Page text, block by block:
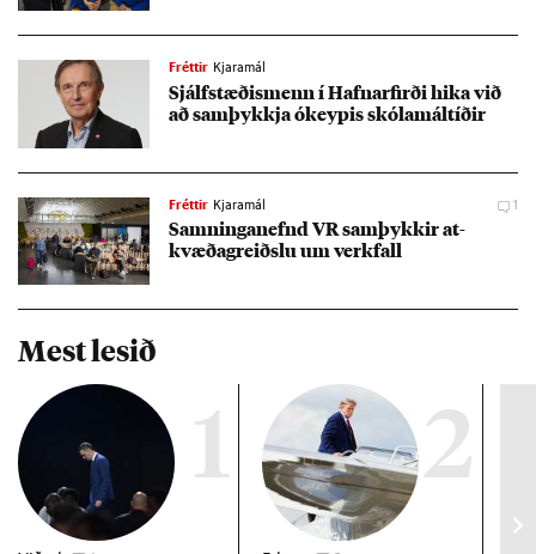
Fréttir Kjaramál
Sjálf­stæð­is­menn í Hafnar­firði hika við
að sam­þykkja ókeyp­is skóla­mál­tíð­ir
Fréttir Kjaramál 1
Samn­inga­nefnd VR sam­þykk­ir at­
kvæða­greiðslu um verk­fall
Mest lesið
1 2